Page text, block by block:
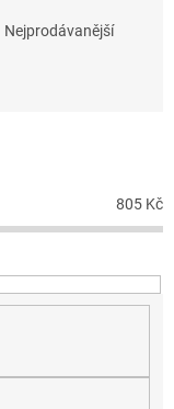
Nejprodávanější
805 Kč